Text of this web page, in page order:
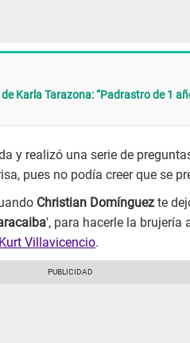
Karla Tarazona: “Padrastro de 1
y realizó una serie de
pues no podía creer que se
Christian Domínguez te
', para hacerle la brujería
Kurt Villavicencio.